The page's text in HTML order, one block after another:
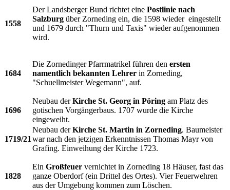
1558
Der Landsberger Bund richtet eine Postlinie nach
Salzburg über Zorneding ein, die 1598 wieder eingestellt
und 1679 durch "Thurn und Taxis" wieder aufgenommen
wird.
1684
Die Zornedinger Pfarrmatrikel führen den ersten
namentlich bekannten Lehrer in Zorneding,
"Schuellmeister Wegemann", auf.
1696
Neubau derKirche St. Georg in Pöring am Platz des
gotischen Vorgängerbaus. 1707 wurde die Kirche
eingeweiht.
1719/21
Neubau derKirche St. Martin in Zorneding. Baumeister
war nach den jetzigen Erkenntnissen Thomas Mayr von
Grafing. Einweihung der Kirche 1723.
1828
Ein Großfeuer vernichtet in Zorneding 18 Häuser, fast das
ganze Oberdorf (ein Drittel des Ortes). Vier Feuerwehren
aus der Umgebung kommen zum Löschen.